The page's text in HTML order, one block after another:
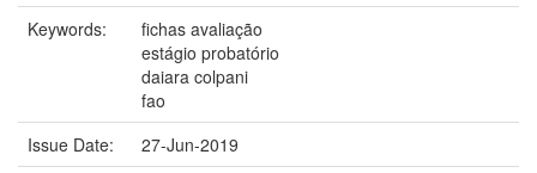
Keywords:
fichas avaliação
estágio probatório
daiara colpani
fao
Issue Date:
27-Jun-2019